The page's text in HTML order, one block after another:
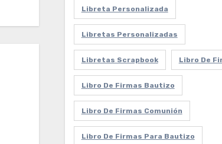
Libreta Personalizada
Libretas Personalizadas
Libretas Scrapbook Libro De
Libro De Firmas Bautizo
Libro De Firmas Comunión
Libro De Firmas Para Bautizo